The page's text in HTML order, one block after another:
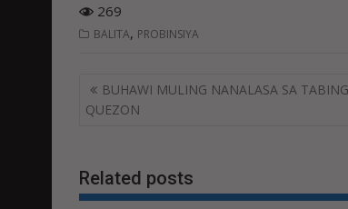
269
BALITA, PROBINSIYA
Post
navigation
BUHAWI MULING NANALASA SA
QUEZON
Related posts